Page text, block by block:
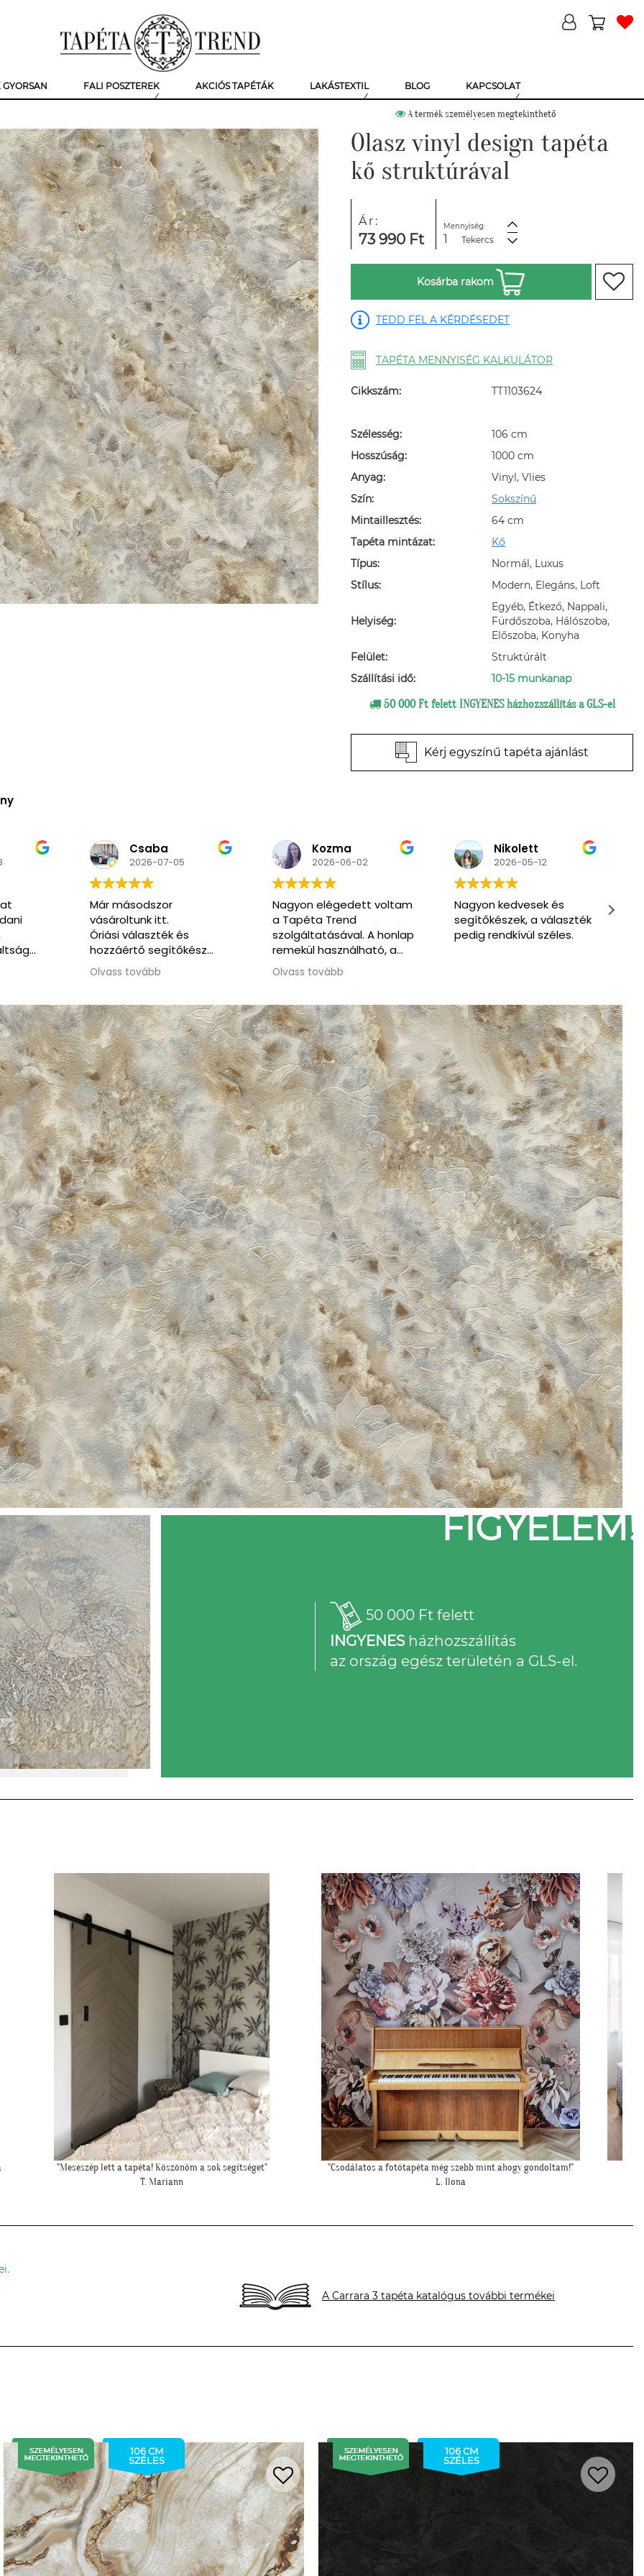
FALI POSZTEREK AKCIÓS TAPÉTÁK LAKÁSTEXTIL BLOG KAPCSOLAT
A termék személyesen megtekinthető
Olasz vinyl design tapéta
kő struktúrával
Ár:
73 990 Ft
Mennyiség:
Tekercs
Kosárba rakom
TEDD FEL A KÉRDÉSEDET
TAPÉTA MENNYISÉG KALKULÁTOR
Cikkszám: TT1103624
Szélesség:
106 cm
Hosszúság:
1000 cm
Anyag:
Vinyl, Vlies
Szín:
Sokszínű
Mintaillesztés:
64 cm
Tapéta mintázat:
Kő
Típus:
Normál, Luxus
Stílus:
Modern, Elegáns, Loft
Helyiség:
Egyéb, Étkező, Nappali,
Fürdőszoba, Hálószoba,
Előszoba, Konyha
Felület:
Struktúrált
Szállítási idő:
10-15 munkanap
50 000 Ft felett INGYENES házhozszállítás a GLS-el
Kérj egyszínű tapéta ajánlást
Kozma
2026-06-02
Nagyon elégedett voltam
a Tapéta Trend
szolgáltatásával. A honlap
remekül használható, a
kommunikáció végig
korrekt és segítőkész volt.
kerültünk, rugalmasan
ajánlottak alternatív
megoldást, ami nagy
segítség volt. Jó szívvel
ajánlom a csapatot.
Olvass tovább
Nikolett
2026-05-12
Nagyon kedvesek és
segítőkészek, a választék
pedig rendkívül széles.
Primpa
2026-03-07
Very nice and friendly
service. Enthusiastic to
help us find what we
FIGYELEM!
50 000 Ft felett
INGYENESházhozszállítás
az ország egész területén a GLS-el.
"Csodálatos a fotótapéta még szebb mint ahogy gondoltam!"
L. Ilona
""Elkészült a szoba, nagyon szépen lett. Köszönjük""
E. Réka
A Carrara 3 tapéta katalógus további termékei
106 CM
SZÉLES
106 CM
SZÉLES